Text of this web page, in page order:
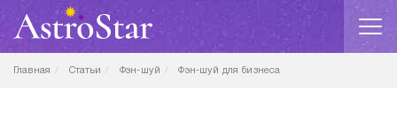
Главная Статьи Фэн-шуй Фэн-шуй для бизнеса